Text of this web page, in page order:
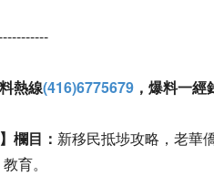
熱線(416)6775679 ，爆料一經
】欄目： 新移民抵埗攻略，老華
育。